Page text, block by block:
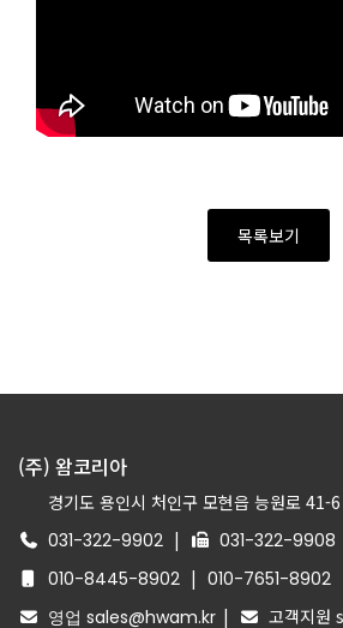
목록보기
(주) 왐코리아
경기도 용인시 처인구 모현읍 능원로 41-6
031-322-9902 |
031-322-9908
010-8445-8902 | 010-7651-8902
영업 sales@hwam.kr | 고객지